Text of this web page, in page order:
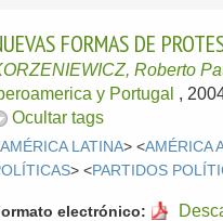
FORMAS DE
Roberto
y Portugal ,
Ocultar tags
AMÉRICA LATINA> <AMÉRICA
> <PARTIDOS
electrónico: